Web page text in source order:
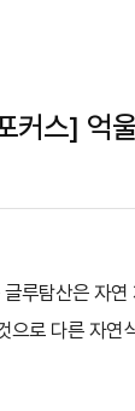
커스] 억
루탐산은 자연
으로 다른 자연